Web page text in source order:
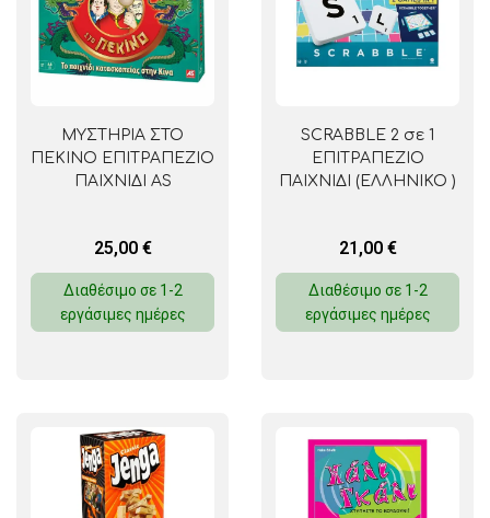
ΜΥΣΤΗΡΙΑ ΣΤΟ
ΠΕΚΙΝΟ ΕΠΙΤΡΑΠΕΖΙΟ
ΠΑΙΧΝΙΔΙ AS
25,00 €
Διαθέσιμο σε 1-2
εργάσιμες ημέρες
SCRABBLE 2 σε 1
ΕΠΙΤΡΑΠΕΖΙΟ
ΠΑΙΧΝΙΔΙ (ΕΛΛΗΝΙΚΟ )
21,00 €
Διαθέσιμο σε 1-2
εργάσιμες ημέρες